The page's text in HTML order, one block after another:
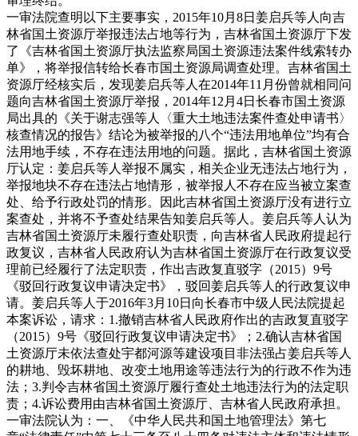
一审法院查明以下主要事实，2015年10月8日姜启兵等人向吉
林省国土资源厅举报违法占地等行为，吉林省国土资源厅下发
了《吉林省国土资源厅执法监察局国土资源违法案件线索转办
单》，将举报信转给长春市国土资源局调查处理。吉林省国土
资源厅经核实后，发现姜启兵等人在2014年11月份曾就相同问
题向吉林省国土资源厅举报，2014年12月4日长春市国土资源
局出具的《关于谢志强等人〈重大土地违法案件查处申请书〉
核查情况的报告》结论为被举报的八个“违法用地单位”均有合
法用地手续，不存在违法用地的问题。据此，吉林省国土资源
厅认定：姜启兵等人举报不属实，相关企业无违法占地行为，
举报地块不存在违法占地情形，被举报人不存在应当被立案查
处、给予行政处罚的情形。因此吉林省国土资源厅没有进行立
案查处，并将不予查处结果告知姜启兵等人。姜启兵等人认为
吉林省国土资源厅未履行查处职责，向吉林省人民政府提起行
政复议，吉林省人民政府认为吉林省国土资源厅在行政复议受
理前已经履行了法定职责，作出吉政复直驳字（2015）9号
《驳回行政复议申请决定书》，驳回姜启兵等人的行政复议申
请。姜启兵等人于2016年3月10日向长春市中级人民法院提起
本案诉讼，请求：1.撤销吉林省人民政府作出的吉政复直驳字
（2015）9号《驳回行政复议申请决定书》；2.确认吉林省国
土资源厅未依法查处宇都河源等建设项目非法强占姜启兵等人
的耕地、毁坏耕地、改变土地用途等违法行为的行政不作为违
法；3.判令吉林省国土资源厅履行查处土地违法行为的法定职
责；4.诉讼费用由吉林省国土资源厅、吉林省人民政府承担。
一审法院认为：一、《中华人民共和国土地管理法》第七